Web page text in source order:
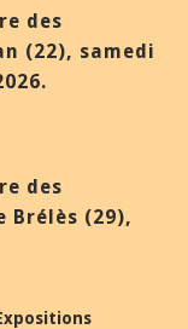
des
(22), samedi
des
Brélès (29),